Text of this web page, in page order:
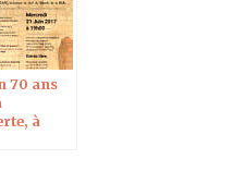
70 ans
à